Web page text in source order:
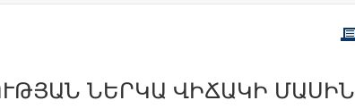
ՆԵՐԿԱ ՎԻՃԱԿԻ ՄԱՍԻՆ